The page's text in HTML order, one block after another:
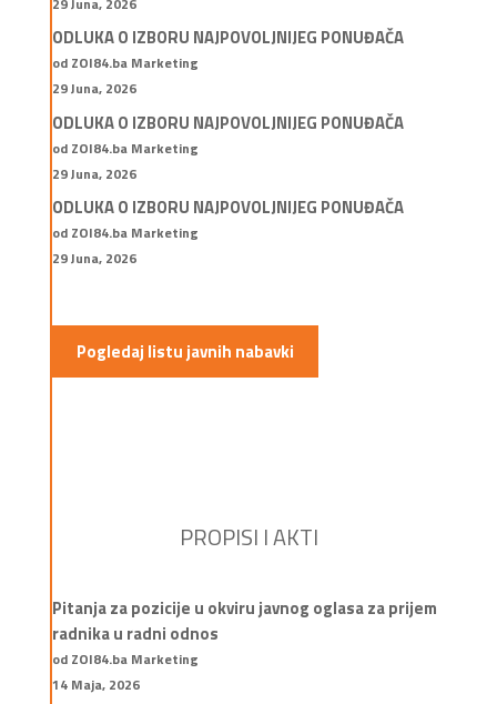
ODLUKA O IZBORU NAJPOVOLJNIJEG PONUĐAČA
od ZOI84.ba Marketing
29 Juna, 2026
ODLUKA O IZBORU NAJPOVOLJNIJEG PONUĐAČA
od ZOI84.ba Marketing
29 Juna, 2026
ODLUKA O IZBORU NAJPOVOLJNIJEG PONUĐAČA
od ZOI84.ba Marketing
29 Juna, 2026
Pogledaj listu javnih nabavki
PROPISI I AKTI
Pitanja za pozicije u okviru javnog oglasa za prijem
radnika u radni odnos
od ZOI84.ba Marketing
14 Maja, 2026